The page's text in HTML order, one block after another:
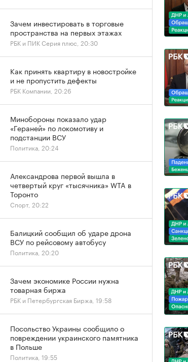
Зачем инвестировать в торговые
пространства на первых этажах
РБК и ПИК Серия плюс, 20:30
Как принять квартиру в новостройке
и не пропустить дефекты
РБК Компании, 20:26
Минобороны показало удар
«Гераней» по локомотиву и
подстанции ВСУ
Политика, 20:24
Александрова первой вышла в
четвертый круг «тысячника» WTA в
Торонто
Спорт, 20:22
Балицкий сообщил об ударе дрона
ВСУ по рейсовому автобусу
Политика, 20:20
Зачем экономике России нужна
товарная биржа
РБК и Петербургская Биржа, 19:58
Посольство Украины сообщило о
повреждении украинского памятника
в Польше
Политика, 19:55